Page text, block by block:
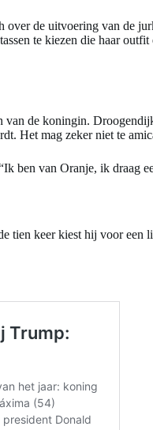
de uitvoering van de
te kiezen die haar
de koningin.
Het mag zeker niet te
ben van Oranje, ik draag
tien keer kiest hij voor